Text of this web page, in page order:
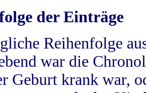
der Einträge
Reihenfolge
war die
Geburt krank war,